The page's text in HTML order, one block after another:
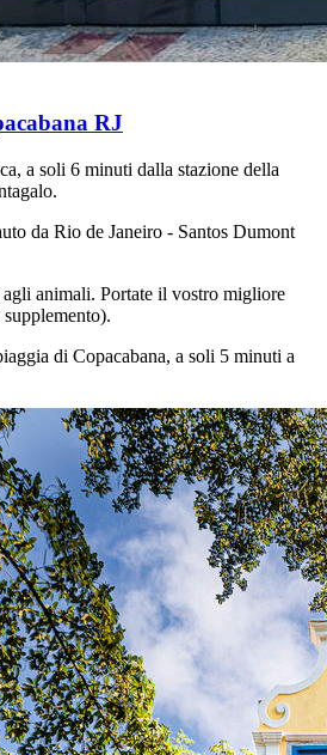
RJ
a soli 6 minuti dalla stazione della
da Rio de Janeiro - Santos Dumont
animali. Portate il vostro migliore
di Copacabana, a soli 5 minuti a